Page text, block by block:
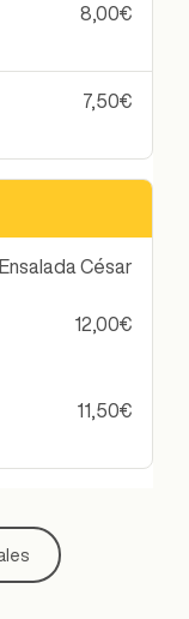
8,00€
7,50€
Ensalada César
12,00€
11,50€